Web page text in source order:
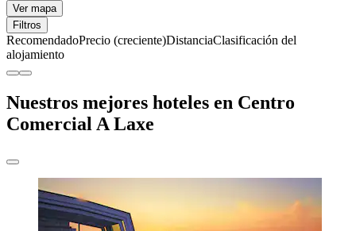
Ver mapa
Filtros
RecomendadoPrecio (creciente)DistanciaClasificación del
alojamiento
Nuestros mejores hoteles en Centro
Comercial A Laxe